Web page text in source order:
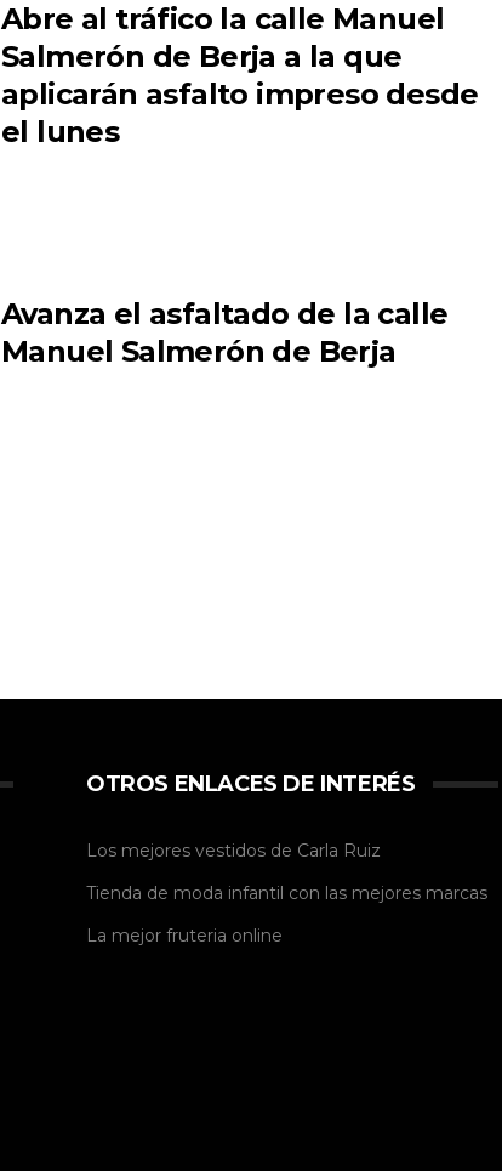
Abre al tráfico la calle Manuel
Salmerón de Berja a la que
aplicarán asfalto impreso desde
el lunes
Avanza el asfaltado de la calle
Manuel Salmerón de Berja
OTROS ENLACES DE INTERÉS
Los mejores vestidos de Carla Ruiz
Tienda de moda infantil con las mejores marcas
La mejor fruteria online